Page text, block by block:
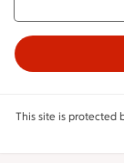
This site is protected